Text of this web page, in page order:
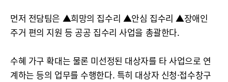
먼저 전담팀은 ▲희망의 집수리 ▲안심 집수리 ▲장애인
주거 편의 지원 등 공공 집수리 사업을 총괄한다.
수혜 가구 확대는 물론 미선정된 대상자를 타 사업으로 연
계하는 등의 업무를 수행한다. 특히 대상자 신청·접수창구